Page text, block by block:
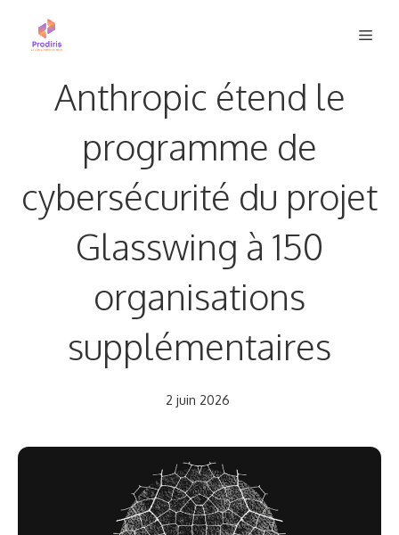
Anthropic étend le
programme de
cybersécurité du projet
Glasswing à 150
organisations
supplémentaires
2 juin 2026